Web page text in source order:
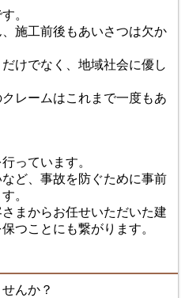
。
施工前後もあいさつは欠か
けでなく、地域社会に優し
レームはこれまで一度もあ
っています。
ど、事故を防ぐために事前
。
まからお任せいただいた建
つことにも繋がります。
んか？